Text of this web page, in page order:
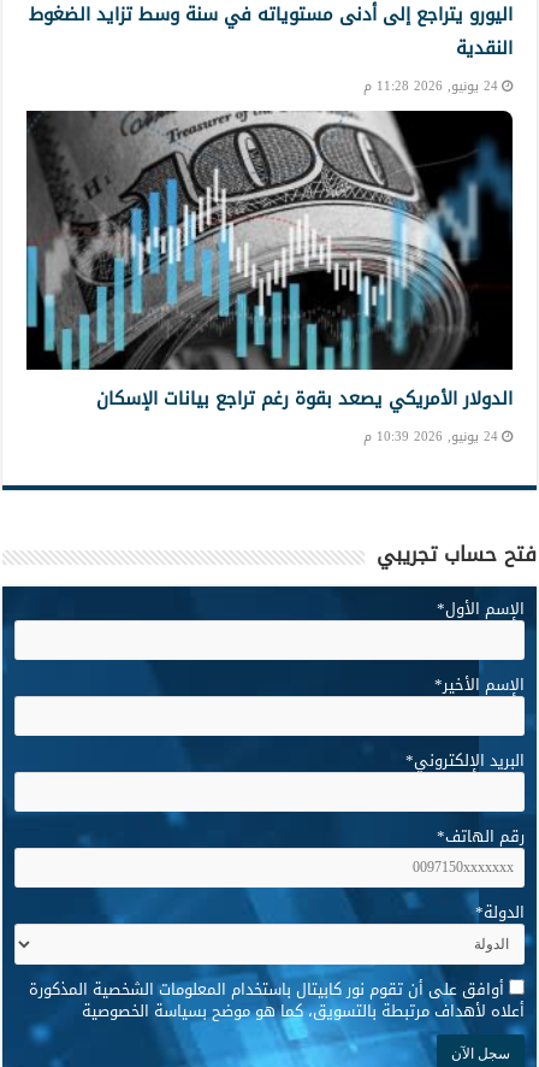
اليورو يتراجع إلى أدنى مستوياته في سنة وسط تزايد الضغوط
النقدية
24 يونيو, 2026 11:28 م
الدولار الأمريكي يصعد بقوة رغم تراجع بيانات الإسكان
24 يونيو, 2026 10:39 م
فتح حساب تجريبي
الإسم الأول*
الإسم الأخير*
البريد الإلكتروني*
رقم الهاتف*
الدولة*
* أوافق على أن تقوم نور كابيتال باستخدام المعلومات الشخصية المذكورة
أعلاه لأهداف مرتبطة بالتسويق، كما هو موضح بسياسة الخصوصية